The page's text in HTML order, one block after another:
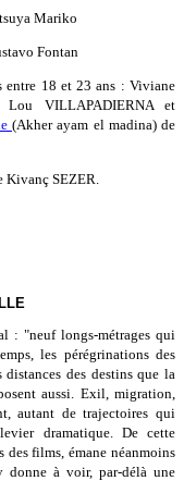
Mariko
Fontan
entre 18 et 23 ans : Viviane
Lou VILLAPADIERNA et
(Akher ayam el madina) de
Kivanç SEZER.
: "neuf longs-métrages qui
les pérégrinations des
des destins que la
aussi. Exil, migration,
autant de trajectoires qui
dramatique. De cette
films, émane néanmoins
donne à voir, par-délà une